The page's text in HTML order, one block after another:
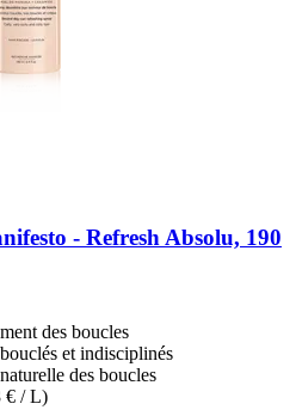
-​ Refresh Absolu, 190
des boucles
et indisciplinés
des boucles
€ / L)